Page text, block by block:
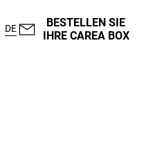
DE
BESTELLEN SIE
IHRE CAREA BOX